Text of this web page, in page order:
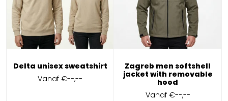
Delta unisex sweatshirt
Vanaf€--,--
Zagreb men softshell
jacket with removable
hood
Vanaf €--,--